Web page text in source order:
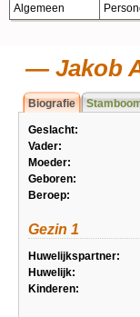
Algemeen
Jakob
Biografie
Geslacht:
Vader:
Moeder:
Geboren:
Beroep:
Gezin 1
Huwelijkspartner:
Huwelijk:
Kinderen: